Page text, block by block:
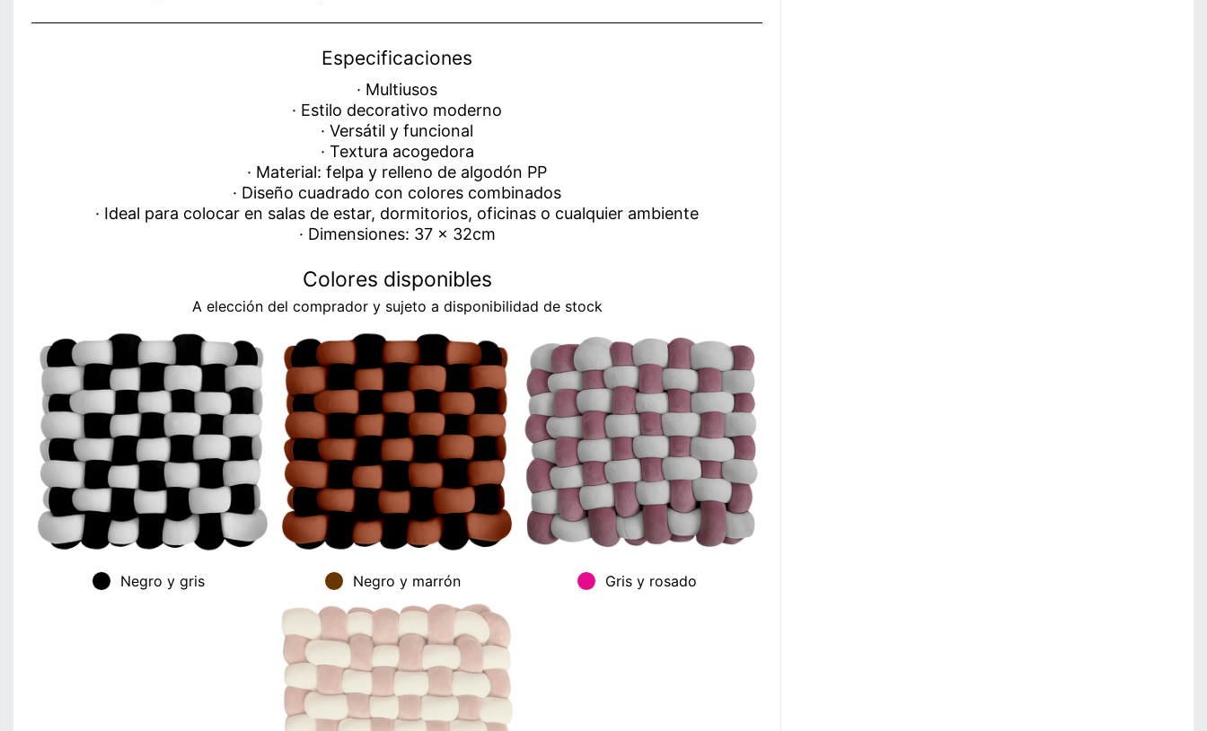
Especificaciones
· Multiusos
· Estilo decorativo moderno
· Versátil y funcional
· Textura acogedora
· Material: felpa y relleno de algodón PP
· Diseño cuadrado con colores combinados
· Ideal para colocar en salas de estar, dormitorios, oficinas o cualquier ambiente
· Dimensiones: 37 x 32cm
Colores disponibles
A elección del comprador y sujeto a disponibilidad de stock
Negro y gris Negro y marrón Gris y rosado